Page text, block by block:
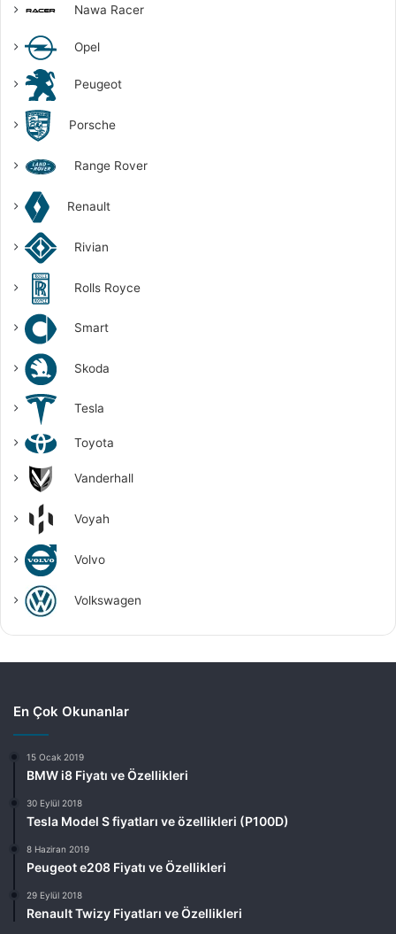
Nawa Racer
Opel
Peugeot
Porsche
Range Rover
Renault
Rivian
Rolls Royce
Smart
Skoda
Tesla
Toyota
Vanderhall
Voyah
Volvo
Volkswagen
En Çok Okunanlar
15 Ocak 2019
BMW i8 Fiyatı ve Özellikleri
30 Eylül 2018
Tesla Model S fiyatları ve özellikleri (P100D)
8 Haziran 2019
Peugeot e208 Fiyatı ve Özellikleri
29 Eylül 2018
Renault Twizy Fiyatları ve Özellikleri